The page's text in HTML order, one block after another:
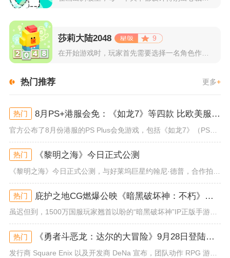
莎莉大陆2048
9
热门推荐 更多+
热门 8月PS+港服会免：《如龙7》等四款 比欧美服多一款
官方公布了8月份港服的PS Plus会免游戏，包括《如龙7》（PS4/PS5）、《小小梦魇》（PS4）、《托尼霍克职业滑...
热门 《黎明之海》今日正式公测
热门 庇护之地CG燃爆公映《暗黑破坏神：不朽》今日全平台上线
虽迟但到，1500万国服玩家翘首以盼的“暗黑破坏神”IP正版手游《暗黑破坏神：不朽》已于今日全平台上线！动作RPG王者再...
热门 《勇者斗恶龙：达尔的大冒险》9月28日登陆苹果谷歌应用商店
发行商 Square Enix 以及开发商 DeNa 宣布，团队动作 RPG 游戏《勇者斗恶龙：达尔的大冒险 魂之绊》将...